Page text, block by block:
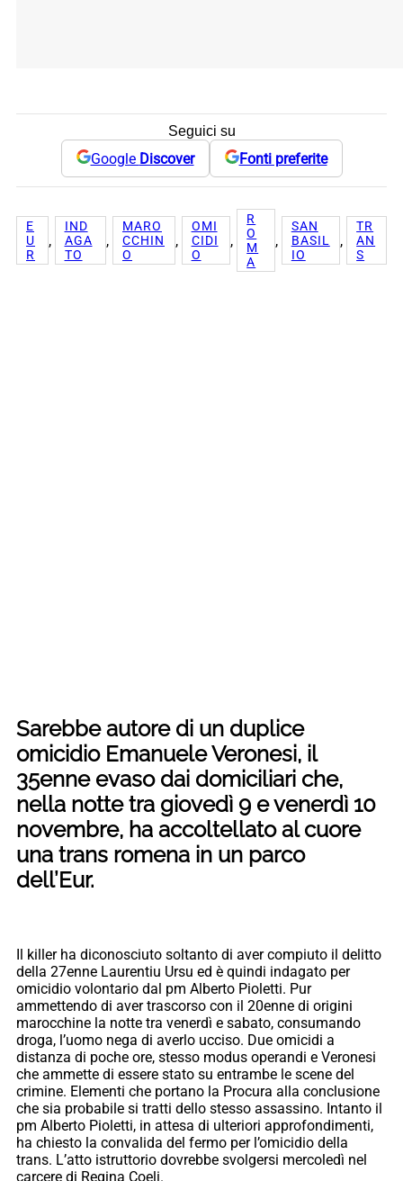
Seguici su
Google Discover Fonti preferite
E
U
R
,
IND
AGA
TO
,
MARO
CCHIN
O
,
OMI
CIDI
O
,
R
O
M
A
,
SAN
BASIL
IO
,
TR
AN
S
Sarebbe autore di un duplice
omicidio Emanuele Veronesi, il
35enne evaso dai domiciliari che,
nella notte tra giovedì 9 e venerdì 10
novembre, ha accoltellato al cuore
una trans romena in un parco
dell’Eur.
Il killer ha diconosciuto soltanto di aver compiuto il delitto
della 27enne Laurentiu Ursu ed è quindi indagato per
omicidio volontario dal pm Alberto Pioletti. Pur
ammettendo di aver trascorso con il 20enne di origini
marocchine la notte tra venerdì e sabato, consumando
droga, l’uomo nega di averlo ucciso. Due omicidi a
distanza di poche ore, stesso modus operandi e Veronesi
che ammette di essere stato su entrambe le scene del
crimine. Elementi che portano la Procura alla conclusione
che sia probabile si tratti dello stesso assassino. Intanto il
pm Alberto Pioletti, in attesa di ulteriori approfondimenti,
ha chiesto la convalida del fermo per l’omicidio della
trans. L’atto istruttorio dovrebbe svolgersi mercoledì nel
carcere di Regina Coeli.